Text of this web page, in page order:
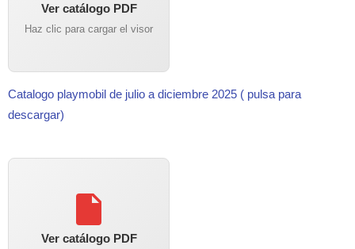
Ver catálogo PDF
Haz clic para cargar el visor
Catalogo playmobil de julio a diciembre 2025 ( pulsa para
descargar)
Ver catálogo PDF